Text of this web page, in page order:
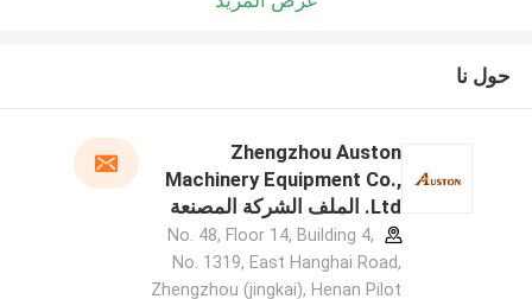
حول نا
Zhengzhou Auston
Machinery Equipment Co.,
Ltd. الملف الشركة المصنعة
No. 48, Floor 14, Building 4,
No. 1319, East Hanghai Road,
Zhengzhou (jingkai), Henan Pilot